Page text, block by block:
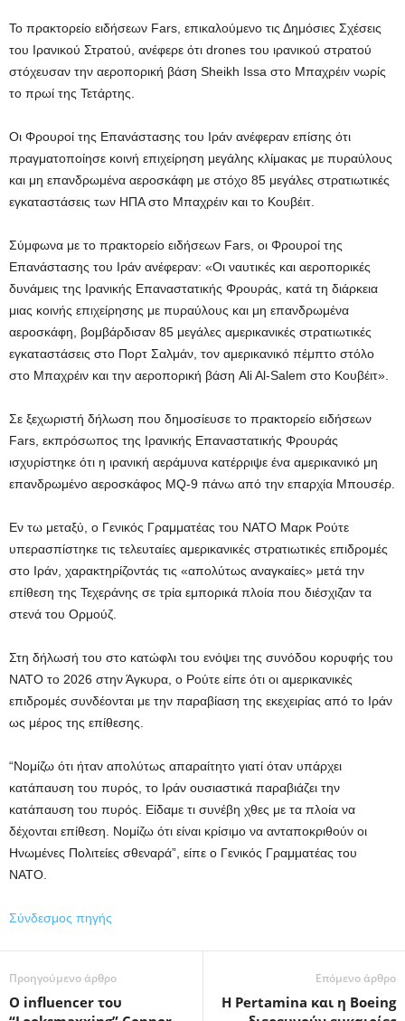
Το πρακτορείο ειδήσεων Fars, επικαλούμενο τις Δημόσιες Σχέσεις
του Ιρανικού Στρατού, ανέφερε ότι drones του ιρανικού στρατού
στόχευσαν την αεροπορική βάση Sheikh Issa στο Μπαχρέιν νωρίς
το πρωί της Τετάρτης.
Οι Φρουροί της Επανάστασης του Ιράν ανέφεραν επίσης ότι
πραγματοποίησε κοινή επιχείρηση μεγάλης κλίμακας με πυραύλους
και μη επανδρωμένα αεροσκάφη με στόχο 85 μεγάλες στρατιωτικές
εγκαταστάσεις των ΗΠΑ στο Μπαχρέιν και το Κουβέιτ.
Σύμφωνα με το πρακτορείο ειδήσεων Fars, οι Φρουροί της
Επανάστασης του Ιράν ανέφεραν: «Οι ναυτικές και αεροπορικές
δυνάμεις της Ιρανικής Επαναστατικής Φρουράς, κατά τη διάρκεια
μιας κοινής επιχείρησης με πυραύλους και μη επανδρωμένα
αεροσκάφη, βομβάρδισαν 85 μεγάλες αμερικανικές στρατιωτικές
εγκαταστάσεις στο Πορτ Σαλμάν, τον αμερικανικό πέμπτο στόλο
στο Μπαχρέιν και την αεροπορική βάση Ali Al-Salem στο Κουβέιτ».
Σε ξεχωριστή δήλωση που δημοσίευσε το πρακτορείο ειδήσεων
Fars, εκπρόσωπος της Ιρανικής Επαναστατικής Φρουράς
ισχυρίστηκε ότι η ιρανική αεράμυνα κατέρριψε ένα αμερικανικό μη
επανδρωμένο αεροσκάφος MQ-9 πάνω από την επαρχία Μπουσέρ.
Εν τω μεταξύ, ο Γενικός Γραμματέας του ΝΑΤΟ Μαρκ Ρούτε
υπερασπίστηκε τις τελευταίες αμερικανικές στρατιωτικές επιδρομές
στο Ιράν, χαρακτηρίζοντάς τις «απολύτως αναγκαίες» μετά την
επίθεση της Τεχεράνης σε τρία εμπορικά πλοία που διέσχιζαν τα
στενά του Ορμούζ.
Στη δήλωσή του στο κατώφλι του ενόψει της συνόδου κορυφής του
ΝΑΤΟ το 2026 στην Άγκυρα, ο Ρούτε είπε ότι οι αμερικανικές
επιδρομές συνδέονται με την παραβίαση της εκεχειρίας από το Ιράν
ως μέρος της επίθεσης.
“Νομίζω ότι ήταν απολύτως απαραίτητο γιατί όταν υπάρχει
κατάπαυση του πυρός, το Ιράν ουσιαστικά παραβιάζει την
κατάπαυση του πυρός. Είδαμε τι συνέβη χθες με τα πλοία να
δέχονται επίθεση. Νομίζω ότι είναι κρίσιμο να ανταποκριθούν οι
Ηνωμένες Πολιτείες σθεναρά”, είπε ο Γενικός Γραμματέας του
ΝΑΤΟ.
Σύνδεσμος πηγής
Προηγούμενο άρθρο
Ο influencer του
Επόμενο άρθρο
Η Pertamina και η Boeing